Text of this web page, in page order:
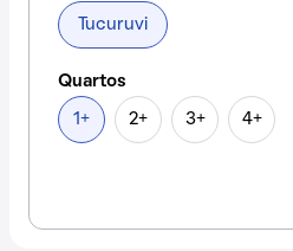
Tucuruvi
Quartos
1+ 2+ 3+ 4+